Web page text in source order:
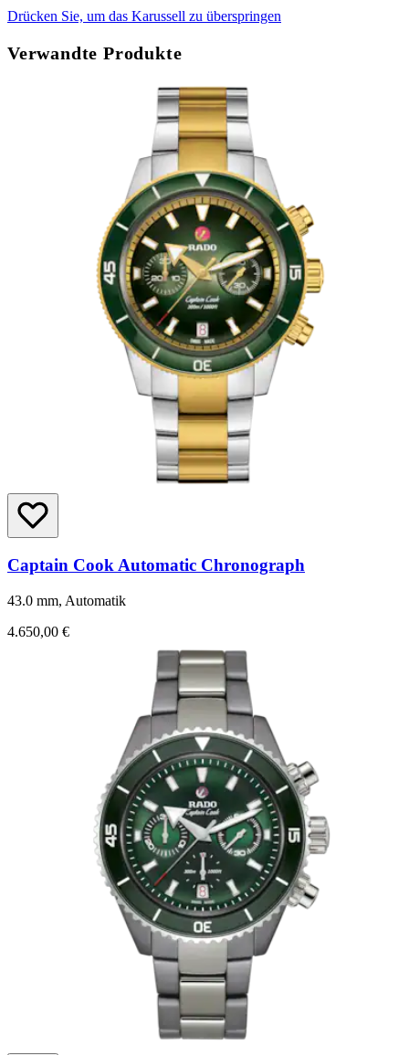
Drücken Sie, um das Karussell zu überspringen
Verwandte Produkte
Captain Cook Automatic Chronograph
43.0 mm, Automatik
4.650,00 €